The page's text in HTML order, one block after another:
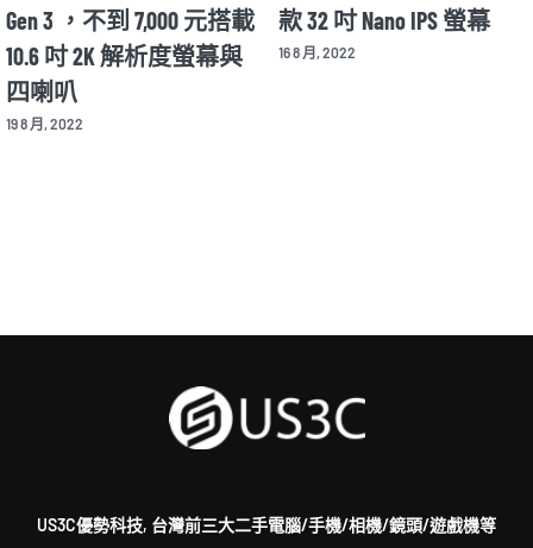
Gen 3 ，不到 7,000 元搭載
10.6 吋 2K 解析度螢幕與
四喇叭
19 8 月, 2022
款 32 吋 Nano IPS 螢幕
16 8 月, 2022
US3C優勢科技, 台灣前三大二手電腦/手機/相機/鏡頭/遊戲機等